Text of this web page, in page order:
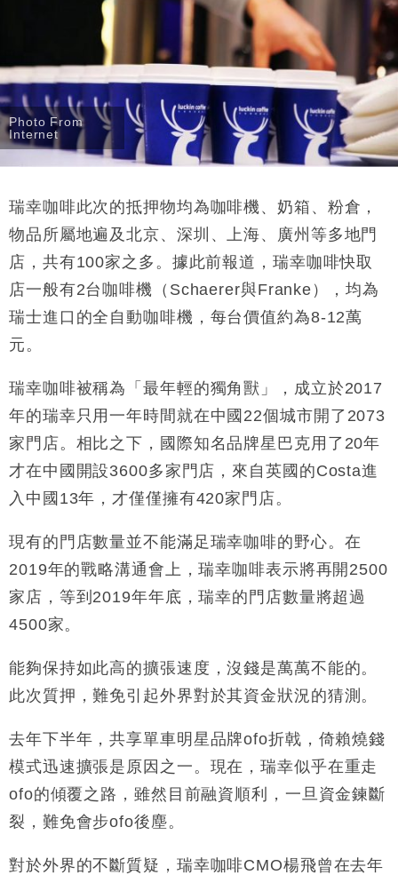
本地｜假冒內地執法人員要求交「保證金」 43歲女子
損失近6900萬元
財經｜日經失守6.5萬點後回穩 全周仍升近2%
Photo From
Internet
瑞幸咖啡此次的抵押物均為咖啡機、奶箱、粉倉，
物品所屬地遍及北京、深圳、上海、廣州等多地門
店，共有100家之多。據此前報道，瑞幸咖啡快取
店一般有2台咖啡機（ Schaerer與Franke ），均為
瑞士進口的全自動咖啡機，每台價值約為8-12萬
元。
瑞幸咖啡被稱為「最年輕的獨角獸」，成立於2017
年的瑞幸只用一年時間就在中國 22個城市開了 2073
家門店。相比之下，國際知名品牌星巴克用了 20年
才在中國開設3600多家門店，來自英國的Costa進
入中國 13年，才僅僅擁有420家門店。
現有的門店數量並不能滿足瑞幸咖啡的野心。在
2019年的戰略溝通會上，瑞幸咖啡表示將再開 2500
家店，等到 2019年年底，瑞幸的門店數量將超過
4500家。
能夠保持如此高的擴張速度，沒錢是萬萬不能的。
此次質押，難免引起外界對於其資金狀況的猜測。
去年下半年，共享單車明星品牌ofo折戟，倚賴燒錢
模式迅速擴張是原因之一。現在，瑞幸似乎在重走
ofo的傾覆之路，雖然目前融資順利，一旦資金鍊斷
裂，難免會步ofo後塵。
對於外界的不斷質疑，瑞幸咖啡CMO楊飛曾在去年